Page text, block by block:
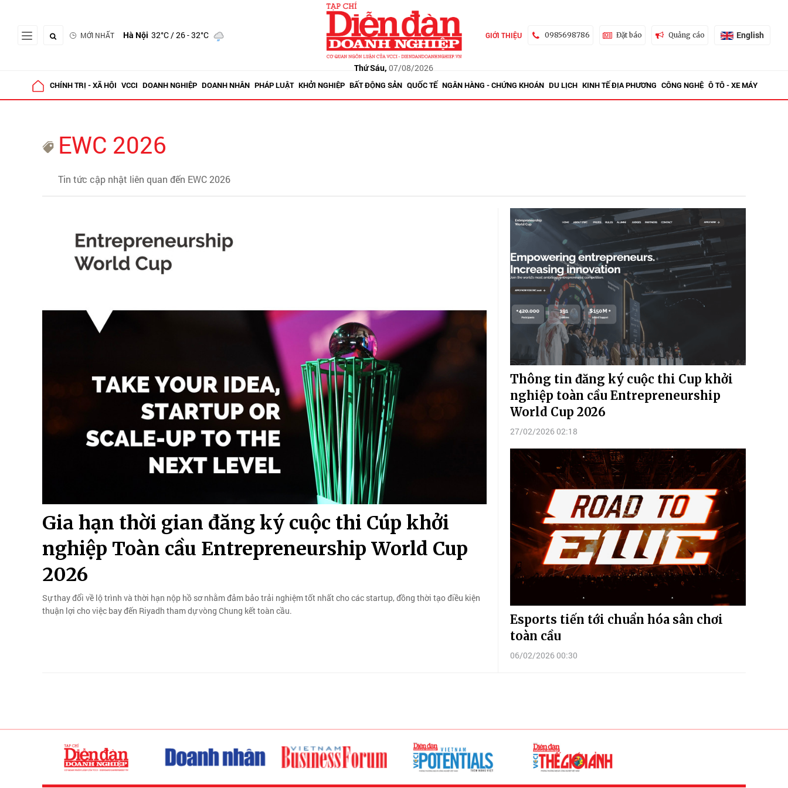
MỚI NHẤT Hà Nội 32°C/ 26 - 32°C
Thứ Sáu, 07/08/2026
GIỚI THIỆU 0985698786 Đặt báo Quảng cáo English
CHÍNH TRỊ - XÃ HỘI VCCI DOANH NGHIỆP DOANH NHÂN PHÁP LUẬT KHỞI NGHIỆP BẤT ĐỘNG SẢN QUỐC TẾ NGÂN HÀNG - CHỨNG KHOÁN DU LỊCH KINH TẾ ĐỊA PHƯƠNG CÔNG NGHỆ Ô TÔ - XE MÁY
EWC 2026
Tin tức cập nhật liên quan đến EWC 2026
Gia hạn thời gian đăng ký cuộc thi Cúp khởi
nghiệp Toàn cầu Entrepreneurship World Cup
2026
Sự thay đổi về lộ trình và thời hạn nộp hồ sơ nhằm đảm bảo trải nghiệm tốt nhất cho các startup, đồng thời tạo điều kiện
thuận lợi cho việc bay đến Riyadh tham dự vòng Chung kết toàn cầu.
Thông tin đăng ký cuộc thi Cup khởi
nghiệp toàn cầu Entrepreneurship
World Cup 2026
27/02/2026 02:18
Esports tiến tới chuẩn hóa sân chơi
toàn cầu
06/02/2026 00:30